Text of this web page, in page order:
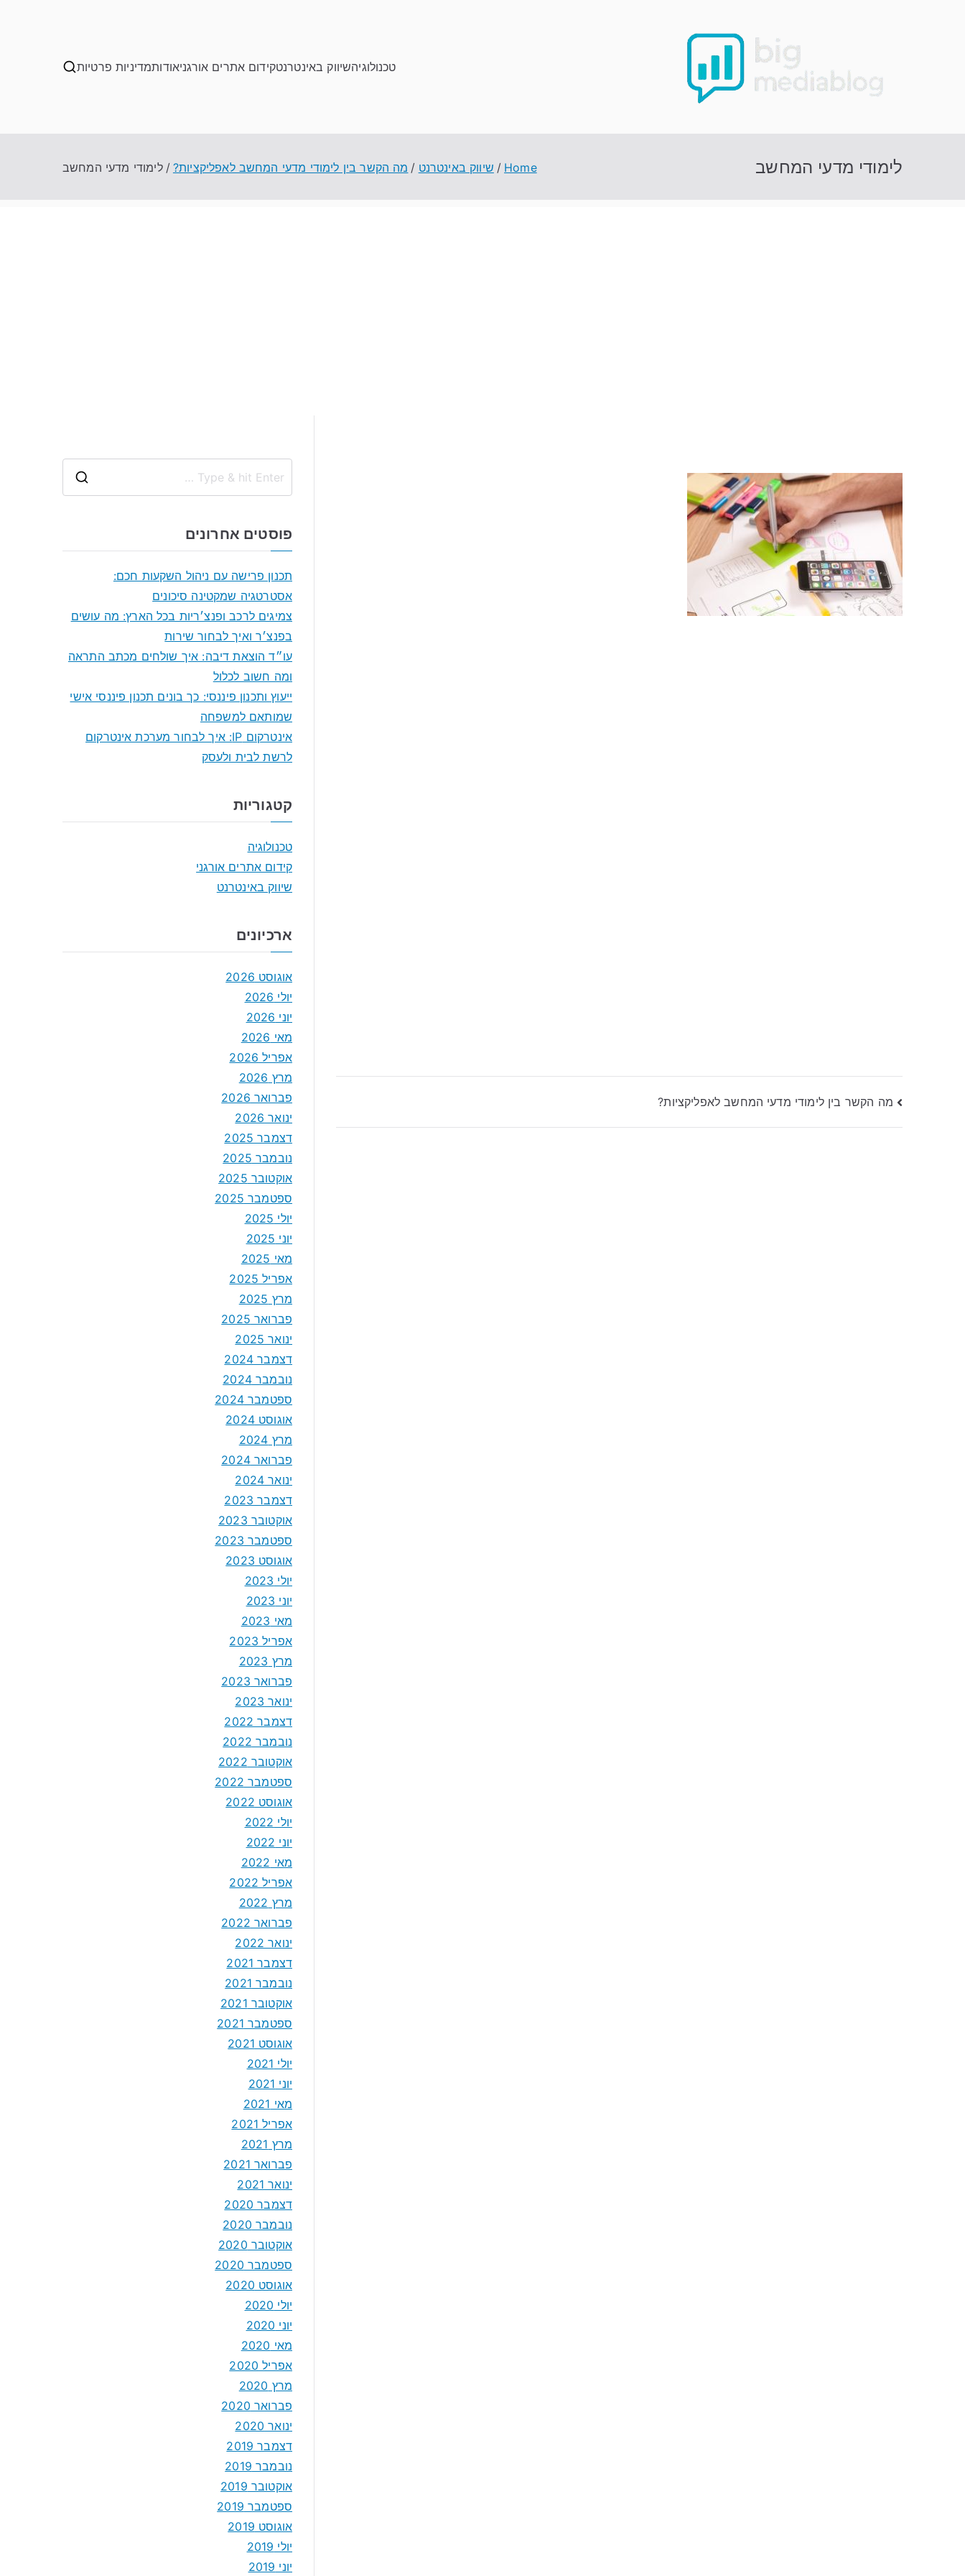
טכנולוגיהשיווק באינטרנטקידום אתרים אורגניאודותמדיניות פרטיות
לימודי מדעי המחשב Home שיווק באינטרנט מה הקשר בין לימודי מדעי המחשב לאפליקציות? לימודי מדעי המחשב
ניווט
מה הקשר בין לימודי מדעי המחשב לאפליקציות?
פוסטים אחרונים
תכנון פרישה עם ניהול השקעות חכם:
אסטרטגיה שמקטינה סיכונים
צמיגים לרכב ופנצ׳ריות בכל הארץ: מה עושים
בפנצ׳ר ואיך לבחור שירות
עו״ד הוצאת דיבה: איך שולחים מכתב התראה
ומה חשוב לכלול
ייעוץ ותכנון פיננסי: כך בונים תכנון פיננסי אישי
שמותאם למשפחה
אינטרקום IP: איך לבחור מערכת אינטרקום
לרשת לבית ולעסק
קטגוריות
טכנולוגיה
קידום אתרים אורגני
שיווק באינטרנט
ארכיונים
אוגוסט 2026
יולי 2026
יוני 2026
מאי 2026
אפריל 2026
מרץ 2026
פברואר 2026
ינואר 2026
דצמבר 2025
נובמבר 2025
אוקטובר 2025
ספטמבר 2025
יולי 2025
יוני 2025
מאי 2025
אפריל 2025
מרץ 2025
פברואר 2025
ינואר 2025
דצמבר 2024
נובמבר 2024
ספטמבר 2024
אוגוסט 2024
מרץ 2024
פברואר 2024
ינואר 2024
דצמבר 2023
אוקטובר 2023
ספטמבר 2023
אוגוסט 2023
יולי 2023
יוני 2023
מאי 2023
אפריל 2023
מרץ 2023
פברואר 2023
ינואר 2023
דצמבר 2022
נובמבר 2022
אוקטובר 2022
ספטמבר 2022
אוגוסט 2022
יולי 2022
יוני 2022
מאי 2022
אפריל 2022
מרץ 2022
פברואר 2022
ינואר 2022
דצמבר 2021
נובמבר 2021
אוקטובר 2021
ספטמבר 2021
אוגוסט 2021
יולי 2021
יוני 2021
מאי 2021
אפריל 2021
מרץ 2021
פברואר 2021
ינואר 2021
דצמבר 2020
נובמבר 2020
אוקטובר 2020
ספטמבר 2020
אוגוסט 2020
יולי 2020
יוני 2020
מאי 2020
אפריל 2020
מרץ 2020
פברואר 2020
ינואר 2020
דצמבר 2019
נובמבר 2019
אוקטובר 2019
ספטמבר 2019
אוגוסט 2019
יולי 2019
יוני 2019